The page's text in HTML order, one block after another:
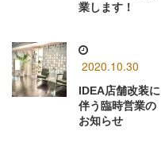
業します！
2020.10.30
IDEA店舗改装に
伴う臨時営業の
お知らせ